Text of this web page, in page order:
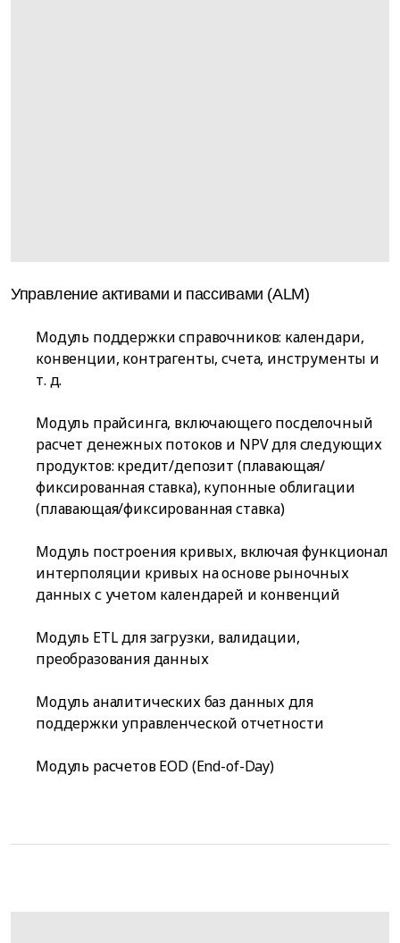
Управление активами и пассивами (ALM)
Модуль поддержки справочников: календари,
конвенции, контрагенты, счета, инструменты и
т. д.
Модуль прайсинга, включающего посделочный
расчет денежных потоков и NPV для следующих
продуктов: кредит/депозит (плавающая/
фиксированная ставка), купонные облигации
(плавающая/фиксированная ставка)
Модуль построения кривых, включая функционал
интерполяции кривых на основе рыночных
данных с учетом календарей и конвенций
Модуль ETL для загрузки, валидации,
преобразования данных
Модуль аналитических баз данных для
поддержки управленческой отчетности
Модуль расчетов EOD (End-of-Day)